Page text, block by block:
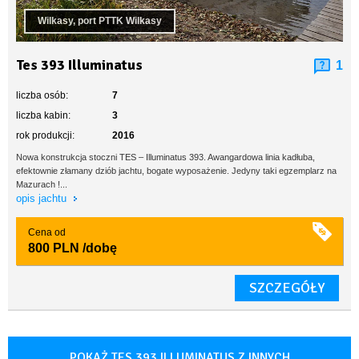
Wilkasy, port PTTK Wilkasy
Tes 393 Illuminatus 1
liczba osób:
7
liczba kabin:
3
rok produkcji:
2016
Nowa konstrukcja stoczni TES – Illuminatus 393. Awangardowa linia kadłuba,
efektownie złamany dziób jachtu, bogate wyposażenie. Jedyny taki egzemplarz na
Mazurach !...
opis jachtu
Cena od
800 PLN /dobę
SZCZEGÓŁY